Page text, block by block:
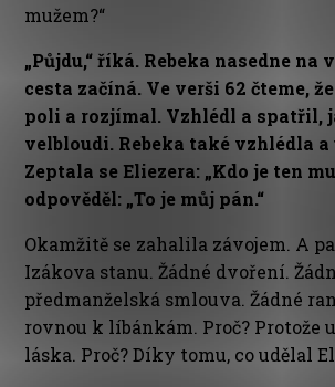
mužem?“
„Půjdu,“ říká. Rebeka nasedne na
cesta začíná. Ve verši 62 čteme,
poli a rozjímal. Vzhlédl a spatřil,
velbloudi. Rebeka také vzhlédla
Zeptala se Eliezera: „Kdo je ten
odpověděl: „To je můj pán.“
Okamžitě se zahalila závojem. A
Izákova stanu. Žádné dvoření.
předmanželská smlouva. Žádné
rovnou k líbánkám. Proč? Protože
láska. Proč? Díky tomu, co udělal